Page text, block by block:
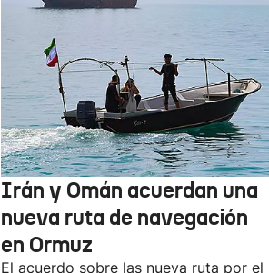
Irán y Omán acuerdan una
nueva ruta de navegación
en Ormuz
El acuerdo sobre las nueva ruta por el